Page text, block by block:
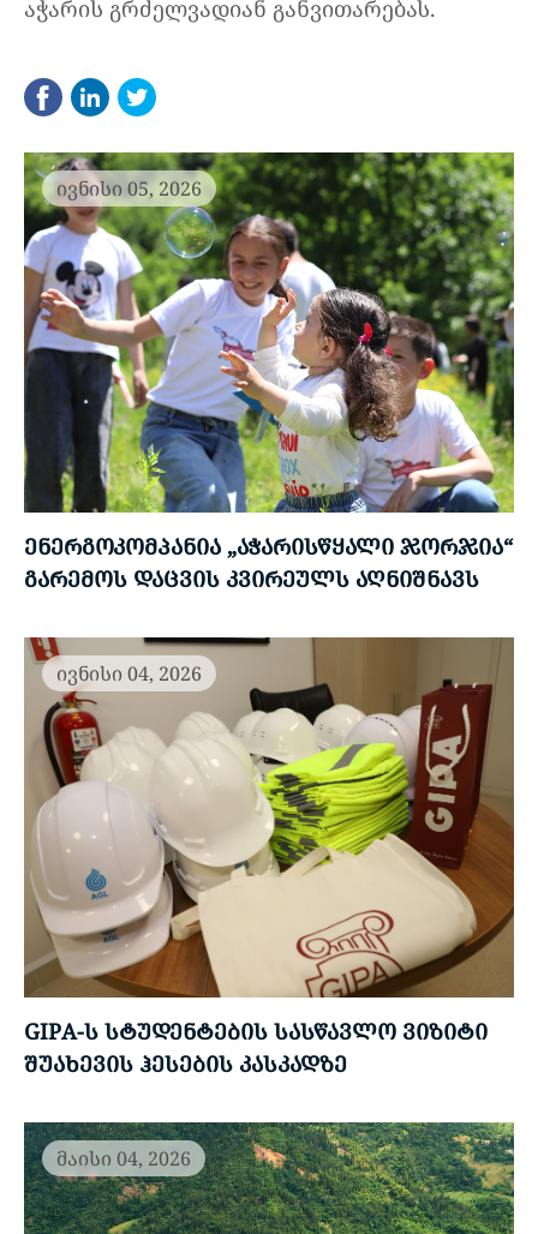
აჭარის გრძელვადიან განვითარებას.
ივნისი 05, 2026
ᲔᲜᲔᲠᲒᲝᲙᲝᲛᲞᲐᲜᲘᲐ „ᲐᲭᲐᲠᲘᲡᲬᲧᲐᲚᲘ ᲯᲝᲠᲯᲘᲐ“
ᲒᲐᲠᲔᲛᲝᲡ ᲓᲐᲪᲕᲘᲡ ᲙᲕᲘᲠᲔᲣᲚᲡ ᲐᲦᲜᲘᲨᲜᲐᲕᲡ
ივნისი 04, 2026
GIPA-Ს ᲡᲢᲣᲓᲔᲜᲢᲔᲑᲘᲡ ᲡᲐᲡᲬᲐᲕᲚᲝ ᲕᲘᲖᲘᲢᲘ
ᲨᲣᲐᲮᲔᲕᲘᲡ ᲰᲔᲡᲔᲑᲘᲡ ᲙᲐᲡᲙᲐᲓᲖᲔ
მაისი 04, 2026